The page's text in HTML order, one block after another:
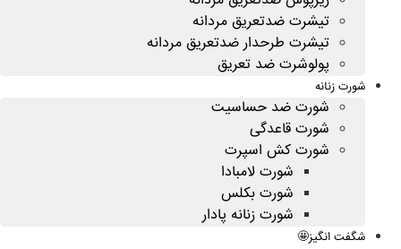
تیشرت ضدتعریق مردانه
تیشرت طرحدار ضدتعریق مردانه
پولوشرت ضد تعریق
شورت زنانه
شورت ضد حساسیت
شورت قاعدگی
شورت کش اسپرت
شورت لامبادا
شورت بکلس
شورت زنانه پادار
شگفت انگیز🤩